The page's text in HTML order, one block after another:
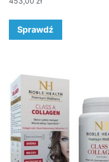
Sprawdź